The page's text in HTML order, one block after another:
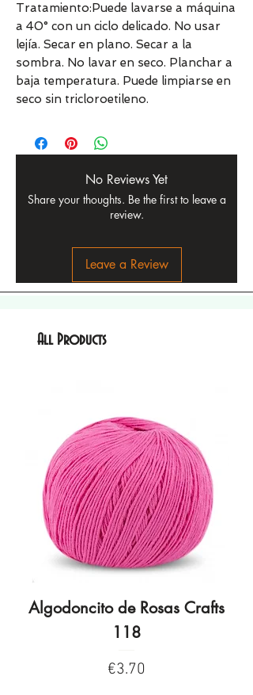
Tratamiento:Puede lavarse a máquina
a 40° con un ciclo delicado. No usar
lejía. Secar en plano. Secar a la
sombra. No lavar en seco. Planchar a
baja temperatura. Puede limpiarse en
seco sin tricloroetileno.
No Reviews Yet
Share your thoughts. Be the first to leave a
review.
Leave a Review
All Products
Algodoncito de Rosas Crafts
118
Price
€3.70